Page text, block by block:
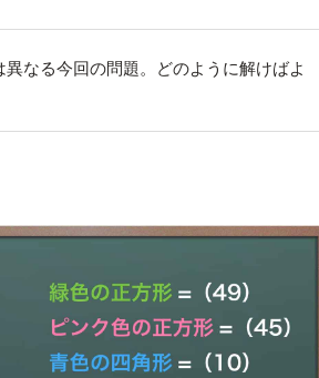
なる今回の問題。どのように解けばよ